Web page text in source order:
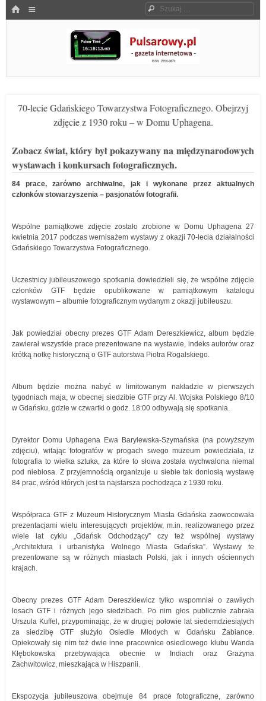
HOME Szukaj
Pulsarowy.pl
70-lecie Gdańskiego Towarzystwa Fotograficznego. Obejrzyj
zdjęcie z 1930 roku – w Domu Uphagena.
Zobacz świat, który był pokazywany na międzynarodowych
wystawach i konkursach fotograficznych.
84 prace, zarówno archiwalne, jak i wykonane przez aktualnych
członków stowarzyszenia – pasjonatów fotografii.
Wspólne pamiątkowe zdjęcie zostało zrobione w Domu Uphagena 27
kwietnia 2017 podczas wernisażem wystawy z okazji 70-lecia działalności
Gdańskiego Towarzystwa Fotograficznego.
Uczestnicy jubileuszowego spotkania dowiedzieli się, że wspólne zdjęcie
członków GTF będzie opublikowane w pamiątkowym katalogu
wystawowym – albumie fotograficznym wydanym z okazji jubileuszu.
Jak powiedział obecny prezes GTF Adam Dereszkiewicz, album będzie
zawierał wszystkie prace prezentowane na wystawie, indeks autorów oraz
krótką notkę historyczną o GTF autorstwa Piotra Rogalskiego.
Album będzie można nabyć w limitowanym nakładzie w pierwszych
tygodniach maja, w obecnej siedzibie GTF przy Al. Wojska Polskiego 8/10
w Gdańsku, gdzie w czwartki o godz. 18:00 odbywają się spotkania.
Dyrektor Domu Uphagena Ewa Barylewska-Szymańska (na powyższym
zdjęciu), witając fotografów w progach swego muzeum powiedziała, iż
fotografia to wielka sztuka, za które to słowa została wychwalona niemal
pod niebiosa. Z przyjemnością organizuje u siebie tak doniosłą wystawę
84 prac, wśród których jest ta najstarsza pochodząca z 1930 roku.
Współpraca GTF z Muzeum Historycznym Miasta Gdańska zaowocowała
prezentacjami wielu interesujących projektów, m.in. realizowanego przez
wiele lat cyklu „Gdańsk Odchodzący” czy też wspólnej wystawy
„Architektura i urbanistyka Wolnego Miasta Gdańska”. Wystawy te
prezentowane są w różnych miastach Polski, jak i innych ościennych
krajach.
Obecny prezes GTF Adam Dereszkiewicz tylko wspomniał o zawiłych
losach GTF i różnych jego siedzibach. Po nim głos publicznie zabrała
Urszula Kuffel, przypominając, że w drugiej połowie lat siedemdziesiątych
za siedzibę GTF służyło Osiedle Młodych w Gdańsku Żabiance.
Opiekowały się nim też dwie inne pracownice osiedlowego klubu Wanda
Kłębokowska przebywająca obecnie w Indiach oraz Grażyna
Zachwitowicz, mieszkająca w Hiszpanii.
Ekspozycja jubileuszowa obejmuje 84 prace fotograficzne, zarówno